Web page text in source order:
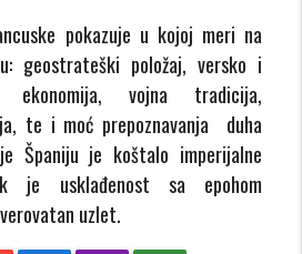
pokazuje u kojoj meri na
geostrateški položaj, versko i
ekonomija, vojna tradicija,
te i moć prepoznavanja duha
Španiju je koštalo imperijalne
je usklađenost sa epohom
uzlet.